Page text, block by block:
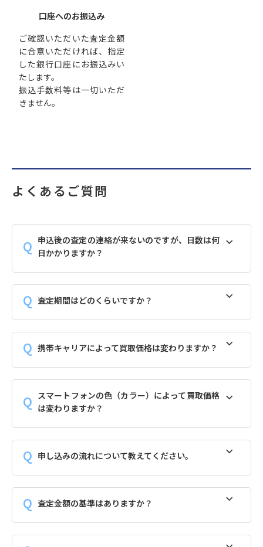
口座へのお振込み
ご確認いただいた査定金額
に合意いただければ、指定
した銀行口座にお振込みい
たします。
振込手数料等は一切いただ
きません。
よくあるご質問
申込後の査定の連絡が来ないのですが、日数は何
日かかりますか？
査定期間はどのくらいですか？
携帯キャリアによって買取価格は変わりますか？
スマートフォンの色（カラー）によって買取価格
は変わりますか？
申し込みの流れについて教えてください。
査定金額の基準はありますか？